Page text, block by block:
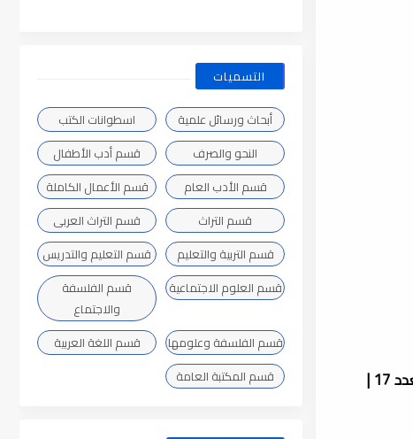
بحث " المعايير الأصولية في اعتراض الشاطبي على ابن مالك " لـ الدكتورة سلوى محمد عمر عرب | الناشر مجلة العلوم العربية العدد 17 |
التسميات
أبحاث ورسائل علمية
اسطوانات الكتب
النحو والصرف
قسم أدب الأطفال
قسم الأدب العام
قسم الأعمال الكاملة
قسم التراث
قسم التراث العربى
قسم التربية والتعليم
قسم التعليم والتدريس
قسم العلوم الاجتماعية
قسم الفلسفة
والاجتماع
قسم الفلسفة وعلومها
قسم اللغة العربية
قسم المكتبة العامة